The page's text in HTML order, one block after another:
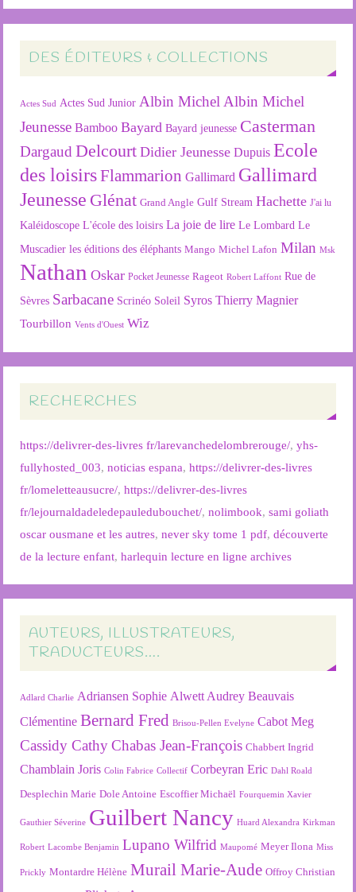
DES ÉDITEURS & COLLECTIONS
Actes Sud Actes Sud Junior Albin Michel Albin Michel
Jeunesse Bamboo Bayard Bayard jeunesse Casterman
Dargaud Delcourt Didier Jeunesse Dupuis Ecole
des loisirsFlammarion Gallimard Gallimard
Jeunesse Glénat Grand Angle Gulf Stream Hachette J'ai lu
Kaléidoscope L'école des loisirs La joie de lire Le Lombard Le
Muscadier les éditions des éléphants Mango Michel Lafon Milan Msk
Nathan Oskar Pocket Jeunesse Rageot Robert Laffont Rue de
Sèvres Sarbacane Scrinéo Soleil Syros Thierry Magnier
Tourbillon Vents d'Ouest Wiz
RECHERCHES
https://delivrer-des-livres fr/larevanchedelombrerouge/,yhs-
fullyhosted_003,noticias espana,https://delivrer-des-livres
fr/lomeletteausucre/,https://delivrer-des-livres
fr/lejournaldadeledepauledubouchet/,nolimbook,sami goliath
oscar ousmane et les autres,never sky tome 1 pdf,découverte
de la lecture enfant,harlequin lecture en ligne archives
AUTEURS, ILLUSTRATEURS,
TRADUCTEURS….
Adlard Charlie Adriansen Sophie Alwett Audrey Beauvais
Clémentine Bernard Fred Brisou-Pellen Evelyne Cabot Meg
Cassidy Cathy Chabas Jean-François Chabbert Ingrid
Chamblain Joris Colin Fabrice Collectif Corbeyran Eric Dahl Roald
Desplechin Marie Dole Antoine Escoffier Michaël Fourquemin Xavier
Gauthier Séverine Guilbert Nancy Huard Alexandra Kirkman
Robert Lacombe Benjamin Lupano Wilfrid Maupomé Meyer Ilona Miss
Prickly Montardre Hélène Murail Marie-Aude Offroy Christian